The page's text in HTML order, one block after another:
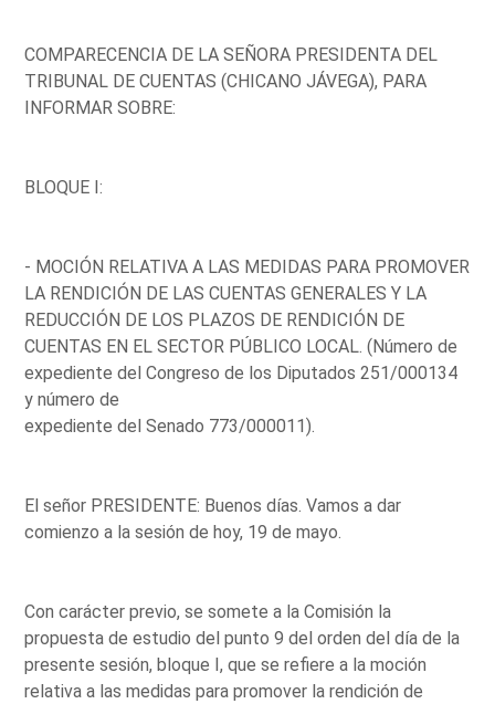
COMPARECENCIA DE LA SEÑORA PRESIDENTA DEL
TRIBUNAL DE CUENTAS (CHICANO JÁVEGA), PARA
INFORMAR SOBRE:
BLOQUE I:
- MOCIÓN RELATIVA A LAS MEDIDAS PARA PROMOVER
LA RENDICIÓN DE LAS CUENTAS GENERALES Y LA
REDUCCIÓN DE LOS PLAZOS DE RENDICIÓN DE
CUENTAS EN EL SECTOR PÚBLICO LOCAL. (Número de
expediente del Congreso de los Diputados 251/000134
y número de
expediente del Senado 773/000011).
El señor PRESIDENTE: Buenos días. Vamos a dar
comienzo a la sesión de hoy, 19 de mayo.
Con carácter previo, se somete a la Comisión la
propuesta de estudio del punto 9 del orden del día de la
presente sesión, bloque I, que se refiere a la moción
relativa a las medidas para promover la rendición de